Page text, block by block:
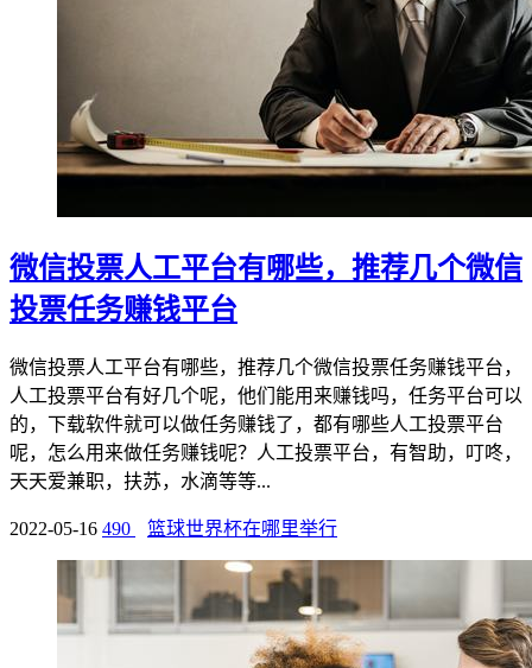
微信投票人工平台有哪些，推荐几个微信
投票任务赚钱平台
微信投票人工平台有哪些，推荐几个微信投票任务赚钱平台，
人工投票平台有好几个呢，他们能用来赚钱吗，任务平台可以
的，下载软件就可以做任务赚钱了，都有哪些人工投票平台
呢，怎么用来做任务赚钱呢？人工投票平台，有智助，叮咚，
天天爱兼职，扶苏，水滴等等...
2022-05-16 490 篮球世界杯在哪里举行